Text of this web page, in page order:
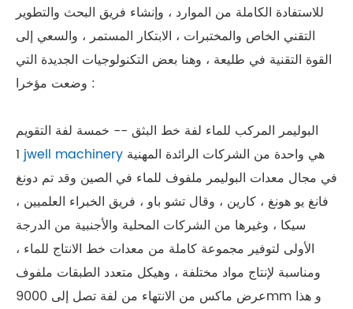
للاستفادة الكاملة من الموارد ، وإنشاء فريق البحث والتطوير
التقني الخاص والمختبرات ، الابتكار المستمر ، والسعي إلى
القوة التقنية في طليعة ، وهنا بعض التكنولوجيات الجديدة التي
وضعت مؤخرا :
البوليمر المركب للماء لفة خط البثق -- خمسة لفة التقويم
1 jwell machinery
في مجال معدات البوليمر ملفوف للماء في الصين وقد تم دونغ
فانغ يو هونغ ، كارين ، وقال تشو باو ، فريق الخبراء العلميين ،
سيكا ، وغيرها من الشركات المحلية والأجنبية من الدرجة
الأولى لتوفير مجموعة كاملة من معدات خط الانتاج للماء ،
ومناسبة لإنتاج مواد مختلفة ، وهيكل متعدد الطبقات ملفوف
عرض ماكس من الانتهاء من لفة تصل إلى 9000mm و هذا